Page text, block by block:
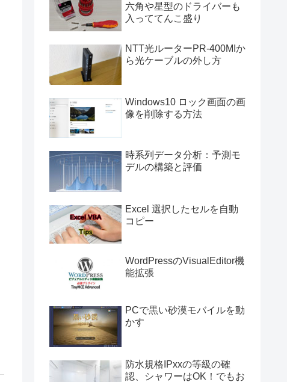
六角や星型のドライバーも
入っててんこ盛り
NTT光ルーターPR-400MIか
ら光ケーブルの外し方
Windows10 ロック画面の画
像を削除する方法
時系列データ分析：予測モ
デルの構築と評価
Excel 選択したセルを自動
コピー
WordPressのVisualEditor機
能拡張
PCで黒い砂漠モバイルを動
かす
防水規格IPxxの等級の確
認、シャワーはOK！でもお